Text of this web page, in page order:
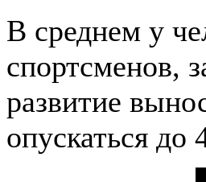
В среднем у
спортсменов,
развитие
опускаться до